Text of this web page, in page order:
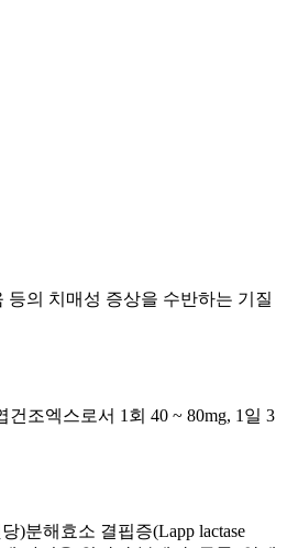
등의 치매성 증상을 수반하는 기질
조엑스로서 1회 40 ~ 80mg, 1일 3
)분해효소 결핍증(Lapp lactase